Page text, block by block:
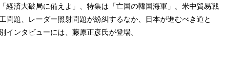
経済大破局に備えよ」、特集は「亡国の韓国海軍」。米中貿易戦
問題、レーダー照射問題が紛糾するなか、日本が進むべき道と
インタビューには、藤原正彦氏が登場。